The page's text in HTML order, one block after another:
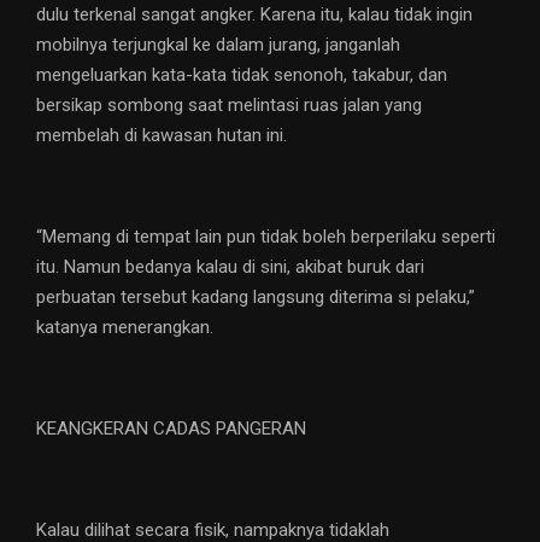
dulu terkenal sangat angker. Karena itu, kalau tidak ingin
mobilnya terjungkal ke dalam jurang, janganlah
mengeluarkan kata-kata tidak senonoh, takabur, dan
bersikap sombong saat melintasi ruas jalan yang
membelah di kawasan hutan ini.
“Memang di tempat lain pun tidak boleh berperilaku seperti
itu. Namun bedanya kalau di sini, akibat buruk dari
perbuatan tersebut kadang langsung diterima si pelaku,”
katanya menerangkan.
KEANGKERAN CADAS PANGERAN
Kalau dilihat secara fisik, nampaknya tidaklah